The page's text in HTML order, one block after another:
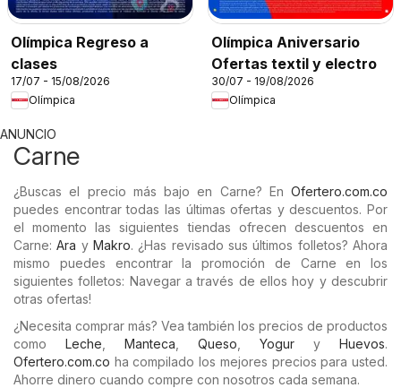
Olímpica Regreso a
clases
17/07 - 15/08/2026
Olímpica
Olímpica Aniversario
Ofertas textil y electro
30/07 - 19/08/2026
Olímpica
ANUNCIO
Carne
¿Buscas el precio más bajo en Carne? En Ofertero.com.co
puedes encontrar todas las últimas ofertas y descuentos. Por
el momento las siguientes tiendas ofrecen descuentos en
Carne:Ara yMakro. ¿Has revisado sus últimos folletos? Ahora
mismo puedes encontrar la promoción de Carne en los
siguientes folletos: Navegar a través de ellos hoy y descubrir
otras ofertas!
¿Necesita comprar más? Vea también los precios de productos
como Leche Manteca Queso Yogur y Huevos.
Ofertero.com.co ha compilado los mejores precios para usted.
Ahorre dinero cuando compre con nosotros cada semana.